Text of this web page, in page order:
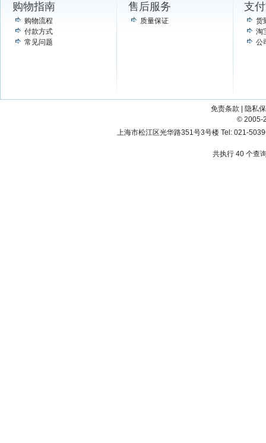
购物指南
购物流程
付款方式
常见问题
售后服务
质量保证
支
货
淘
公
免责条款
隐私
© 2005-
上海市松江区光华路351号3号楼 Tel: 021-
共执行 40 个查